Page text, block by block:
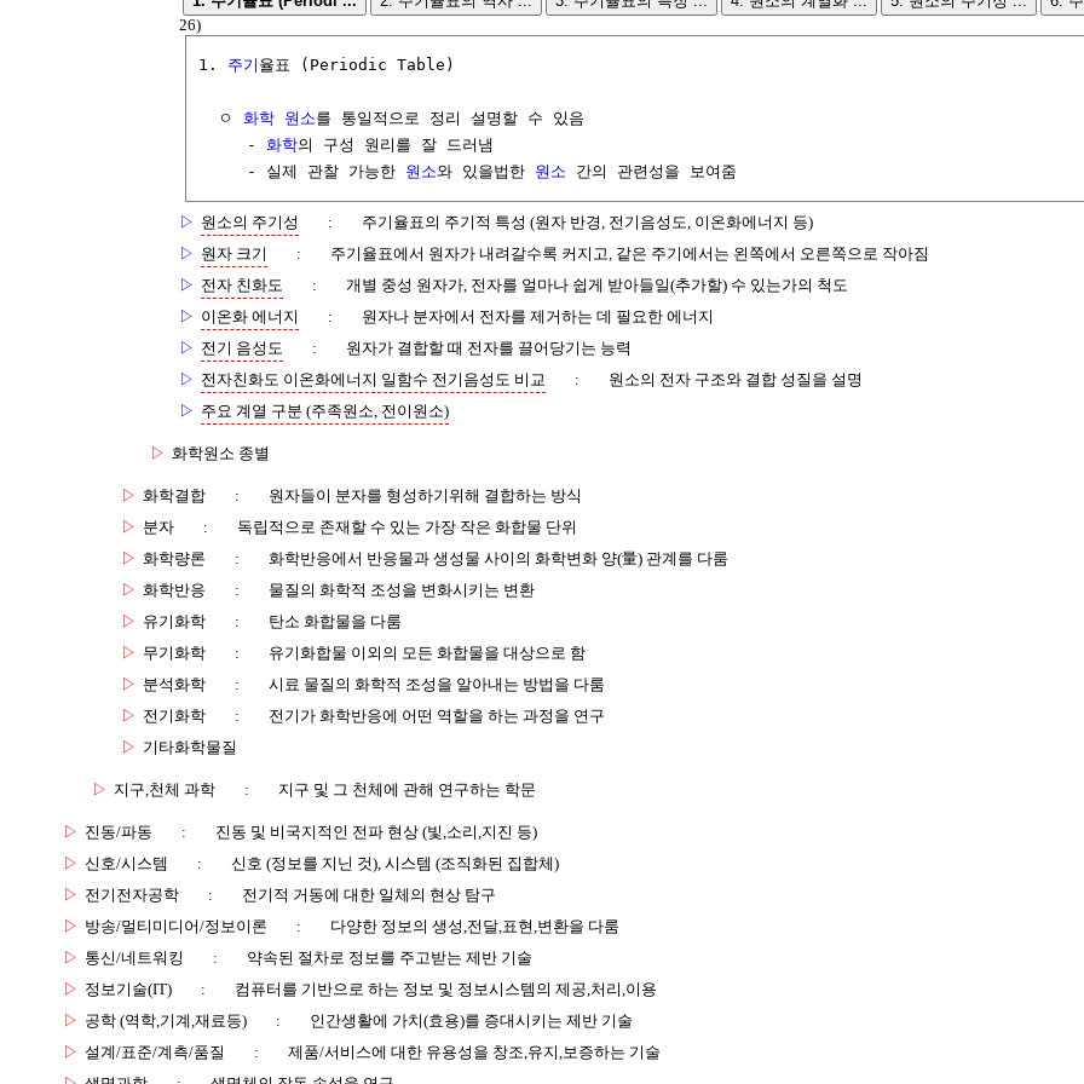
26)
1. 주기 율표 (Periodic Table)
  ㅇ
화학 원소를 통일적으로 정리 설명할 수 있음
     -
화학의 구성 원리를 잘 드러냄
     - 실제 관찰 가능한
원소와 있을법한 원소 간의 관련성을 보여줌
▷ 원소의 주기성 :
주기율표의 주기적 특성 (원자 반경, 전기음성도, 이온화에너지 등)
▷ 원자 크기 :
주기율표에서 원자가 내려갈수록 커지고, 같은 주기에서는 왼쪽에서 오른쪽으로 작아짐
▷ 전자 친화도 :
개별 중성 원자가, 전자를 얼마나 쉽게 받아들일(추가할) 수 있는가의 척도
▷ 이온화 에너지 :
원자나 분자에서 전자를 제거하는 데 필요한 에너지
▷ 전기 음성도 :
원자가 결합할 때 전자를 끌어당기는 능력
▷ 전자친화도 이온화에너지 일함수 전기음성도 비교 :
원소의 전자 구조와 결합 성질을 설명
▷ 주요 계열 구분 (주족원소, 전이원소)
▷ 화학원소 종별
▷ 화학결합 :
원자들이 분자를 형성하기위해 결합하는 방식
▷ 분자 :
독립적으로 존재할 수 있는 가장 작은 화합물 단위
▷ 화학량론 :
화학반응에서 반응물과 생성물 사이의 화학변화 양(量) 관계를 다룸
▷ 화학반응 :
물질의 화학적 조성을 변화시키는 변환
▷ 유기화학 :
탄소 화합물을 다룸
▷ 무기화학 :
유기화합물 이외의 모든 화합물을 대상으로 함
▷ 분석화학 :
시료 물질의 화학적 조성을 알아내는 방법을 다룸
▷ 전기화학 :
전기가 화학반응에 어떤 역할을 하는 과정을 연구
▷ 기타화학물질
▷ 지구,천체 과학 : 지구 및 그 천체에 관해 연구하는 학문
▷ 진동/파동 :
진동 및 비국지적인 전파 현상 (빛,소리,지진 등)
▷ 신호/시스템 :
신호 (정보를 지닌 것), 시스템 (조직화된 집합체)
▷ 전기전자공학 :
전기적 거동에 대한 일체의 현상 탐구
▷ 방송/멀티미디어/정보이론 :
다양한 정보의 생성,전달,표현,변환을 다룸
▷ 통신/네트워킹 :
약속된 절차로 정보를 주고받는 제반 기술
▷ 정보기술(IT) :
컴퓨터를 기반으로 하는 정보 및 정보시스템의 제공,처리,이용
▷ 공학 (역학,기계,재료등) :
인간생활에 가치(효용)를 증대시키는 제반 기술
▷ 설계/표준/계측/품질 :
제품/서비스에 대한 유용성을 창조,유지,보증하는 기술